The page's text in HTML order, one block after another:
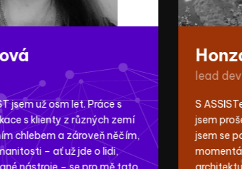
jsem už osm let. Práce s
s klienty z různých zemí
chlebem a zároveň něčím,
– ať už jde o lidi,
lead
S
jsem
jsem se